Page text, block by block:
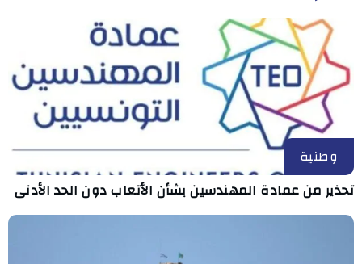
وطنية
تحذير من عمادة المهندسين بشأن الأتعاب دون الحد الأدنى